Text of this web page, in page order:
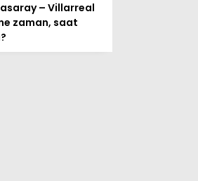
– Villarreal
zaman, saat